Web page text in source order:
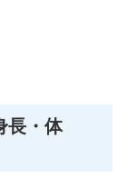
長・体